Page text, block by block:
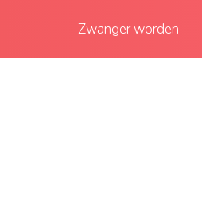
Zwanger worden